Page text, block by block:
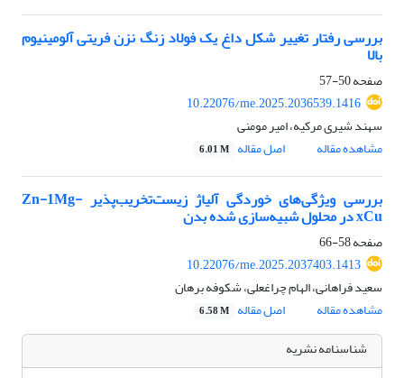
بررسی رفتار تغییر شکل داغ یک فولاد زنگ نزن فریتی آلومینیوم
بالا
صفحه50-57
10.22076/me.2025.2036539.1416
سهند شیری مرکیه، امیر مومنی
مشاهده مقاله
اصل مقاله 6.01 M
بررسی ویژگی‌های خوردگی آلیاژ زیست‌تخریب‌پذیر Zn-1Mg-
xCu در محلول شبیه‌سازی شده بدن
صفحه58-66
10.22076/me.2025.2037403.1413
سعید فراهانی، الهام چراغعلی، شکوفه برهان
مشاهده مقاله
اصل مقاله 6.58 M
شناسنامه نشریه